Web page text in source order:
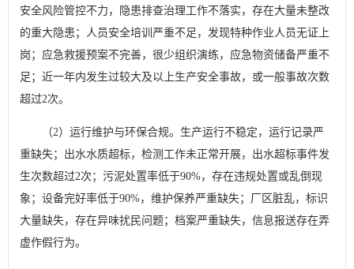
安全风险管控不力，隐患排查治理工作不落实，存在大量未整改
的重大隐患；人员安全培训严重不足，发现特种作业人员无证上
岗；应急救援预案不完善，很少组织演练，应急物资储备严重不
足；近一年内发生过较大及以上生产安全事故，或一般事故次数
超过2次。
（2）运行维护与环保合规。生产运行不稳定，运行记录严
重缺失；出水水质超标，检测工作未正常开展，出水超标事件发
生次数超过2次；污泥处置率低于90%，存在违规处置或乱倒现
象；设备完好率低于90%，维护保养严重缺失；厂区脏乱，标识
大量缺失，存在异味扰民问题；档案严重缺失，信息报送存在弄
虚作假行为。